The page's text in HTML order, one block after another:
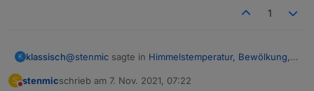
und plausibilisiert. Wenn sich jemand damit besser
1
K klassisch@stenmic sagte in Himmelstemperatur, Bewölkung,
S stenmicschrieb am 7. Nov. 2021, 07:22
zuletzt editiert von